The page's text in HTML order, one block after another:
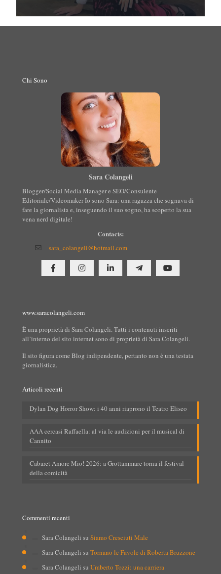
Chi Sono
Sara Colangeli
Blogger/Social Media Manager e SEO/Consulente
Editoriale/Videomaker Io sono Sara: una ragazza che sognava di
fare la giornalista e, inseguendo il suo sogno, ha scoperto la sua
vena nerd digitale!
Contacts:
sara_colangeli@hotmail.com
www.saracolangeli.com
È una proprietà di Sara Colangeli. Tutti i contenuti inseriti
all’interno del sito internet sono di proprietà di Sara Colangeli.
Il sito figura come Blog indipendente, pertanto non è una testata
giornalistica.
Articoli recenti
Dylan Dog Horror Show: i 40 anni riaprono il Teatro Eliseo
AAA cercasi Raffaella: al via le audizioni per il musical di
Cannito
Cabaret Amore Mio! 2026: a Grottammare torna il festival
della comicità
Commenti recenti
Sara Colangeli su Siamo Cresciuti Male
Sara Colangeli su Tornano le Favole di Roberta Bruzzone
Sara Colangeli su Umberto Tozzi: una carriera